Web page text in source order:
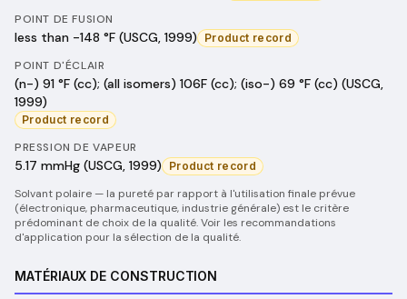
POINT DE FUSION
less than -148 °F (USCG, 1999) Product record
POINT D'ÉCLAIR
(n-) 91 °F (cc); (all isomers) 106F (cc); (iso-) 69 °F (cc) (USCG,
1999)
Product record
PRESSION DE VAPEUR
5.17 mmHg (USCG, 1999) Product record
Solvant polaire — la pureté par rapport à l'utilisation finale prévue
(électronique, pharmaceutique, industrie générale) est le critère
prédominant de choix de la qualité. Voir les recommandations
d'application pour la sélection de la qualité.
MATÉRIAUX DE CONSTRUCTION